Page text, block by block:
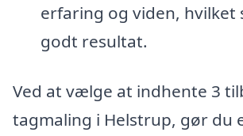
erfaring og viden, hvilket
godt resultat.
Ved at vælge at indhente 3
tagmaling i Helstrup, gør du